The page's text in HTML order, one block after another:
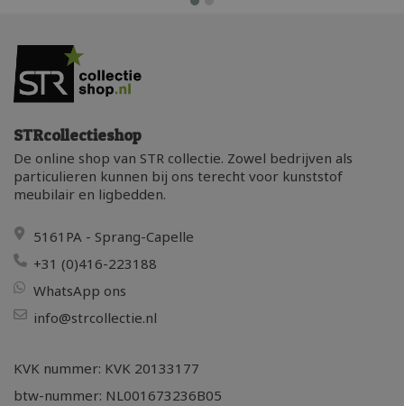
STRcollectieshop
De online shop van STR collectie. Zowel bedrijven als
particulieren kunnen bij ons terecht voor kunststof
meubilair en ligbedden.
5161PA - Sprang-Capelle
+31 (0)416-223188
WhatsApp ons
info@strcollectie.nl
KVK nummer: KVK 20133177
btw-nummer: NL001673236B05